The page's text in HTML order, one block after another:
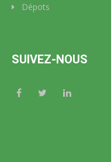
Dépots
SUIVEZ-NOUS